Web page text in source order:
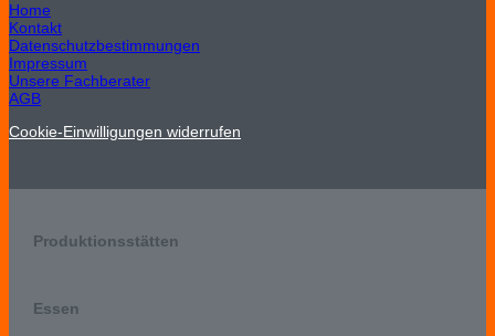
Home
Kontakt
Datenschutzbestimmungen
Impressum
Unsere Fachberater
AGB
Cookie-Einwilligungen widerrufen
Produktionsstätten
Essen